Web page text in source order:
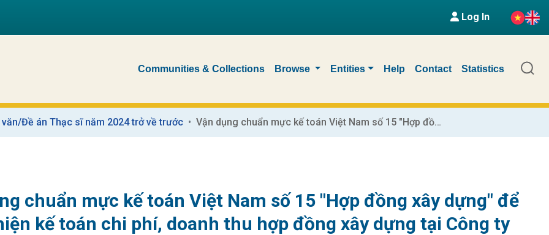
Log In
Communities & Collections Browse Entities Help Contact Statistics
văn/Đề án Thạc sĩ năm 2024 trở về trước Vận dụng chuẩn mực kế toán Việt Nam số 15 "Hợp đồng xây dựng" để hoàn thiện kế toán chi phí, doanh thu hợp đồng xây dựng tại Công ty TNHH NN MTV khảo sát và xây dựng
chuẩn mực kế toán Việt Nam số 15 "Hợp đồng xây dựng" để
kế toán chi phí, doanh thu hợp đồng xây dựng tại Công ty